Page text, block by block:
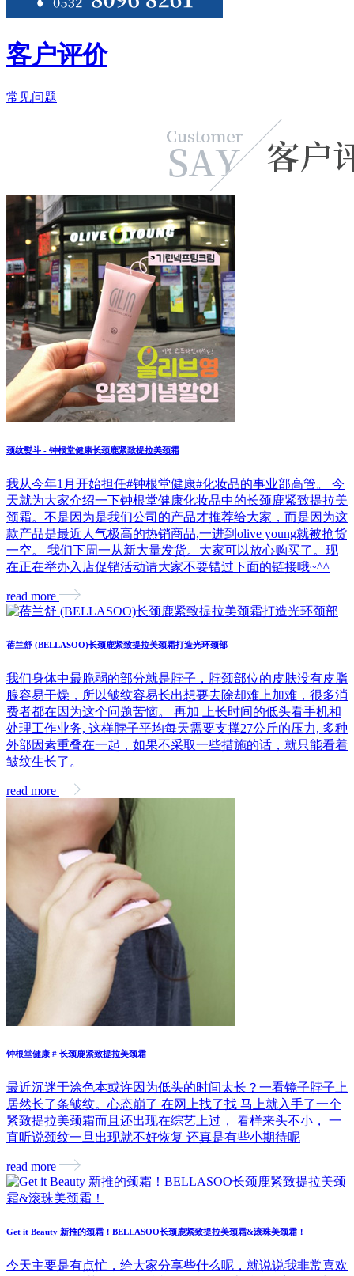
客户评价
常见问题
颈纹熨斗 - 钟根堂健康长颈鹿紧致提拉美颈霜
我从今年1月开始担任#钟根堂健康#化妆品的事业部高管。 今
天就为大家介绍一下钟根堂健康化妆品中的长颈鹿紧致提拉美
颈霜。不是因为是我们公司的产品才推荐给大家，而是因为这
款产品是最近人气极高的热销商品,一进到olive young就被抢货
一空。 我们下周一从新大量发货。大家可以放心购买了。现
在正在举办入店促销活动请大家不要错过下面的链接哦~^^
read more
蓓兰舒 (BELLASOO)长颈鹿紧致提拉美颈霜打造光环颈部
我们身体中最脆弱的部分就是脖子，脖颈部位的皮肤没有皮脂
腺容易干燥，所以皱纹容易长出想要去除却难上加难，很多消
费者都在因为这个问题苦恼。 再加 上长时间的低头看手机和
处理工作业务, 这样脖子平均每天需要支撑27公斤的压力, 多种
外部因素重叠在一起，如果不采取一些措施的话，就只能看着
皱纹生长了。
read more
钟根堂健康 # 长颈鹿紧致提拉美颈霜
最近沉迷于涂色本或许因为低头的时间太长？一看镜子脖子上
居然长了条皱纹。心态崩了 在网上找了找 马上就入手了一个
紧致提拉美颈霜而且还出现在综艺上过， 看样来头不小， 一
直听说颈纹一旦出现就不好恢复 还真是有些小期待呢
read more
Get it Beauty 新推的颈霜！BELLASOO长颈鹿紧致提拉美颈霜&滚珠美颈霜！
今天主要是有点忙，给大家分享些什么呢，就说说我非常喜欢